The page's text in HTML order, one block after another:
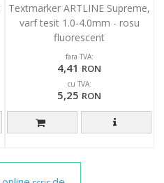
Textmarker ARTLINE Supreme,
varf tesit 1.0-4.0mm - rosu
fluorescent
fara TVA:
4,41 RON
cu TVA:
5,25 RON